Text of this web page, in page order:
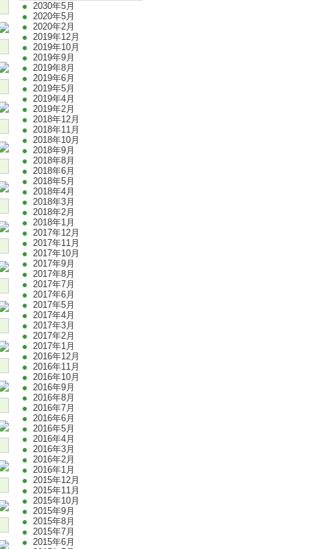
2030年5月
2020年5月
2020年2月
2019年12月
2019年10月
2019年9月
2019年8月
2019年6月
2019年5月
2019年4月
2019年2月
2018年12月
2018年11月
2018年10月
2018年9月
2018年8月
2018年6月
2018年5月
2018年4月
2018年3月
2018年2月
2018年1月
2017年12月
2017年11月
2017年10月
2017年9月
2017年8月
2017年7月
2017年6月
2017年5月
2017年4月
2017年3月
2017年2月
2017年1月
2016年12月
2016年11月
2016年10月
2016年9月
2016年8月
2016年7月
2016年6月
2016年5月
2016年4月
2016年3月
2016年2月
2016年1月
2015年12月
2015年11月
2015年10月
2015年9月
2015年8月
2015年7月
2015年6月